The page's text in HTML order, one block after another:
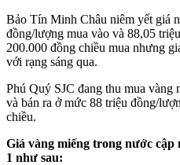
Bảo Tín Minh Châu niêm yết giá
đồng/lượng mua vào và 88,05
200.000 đồng chiều mua nhưng
với rạng sáng qua.
Phú Quý SJC đang thu mua
và bán ra ở mức 88 triệu đồng/
chiều.
Giá vàng miếng trong nước cập
1 như sau: